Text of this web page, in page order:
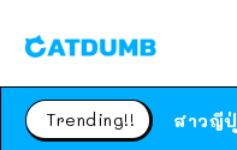
Trending!!